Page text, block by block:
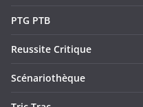
PTG PTB
Reussite Critique
Scénariothèque